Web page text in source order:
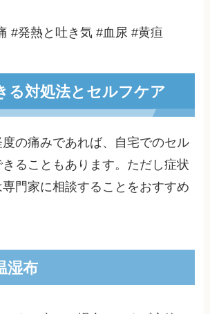
#発熱と吐き気 #血尿 #黄疸
る対処法とセルフケア
の痛みであれば、自宅でのセル
ることもあります。ただし症状
門家に相談することをおすすめ
湿布